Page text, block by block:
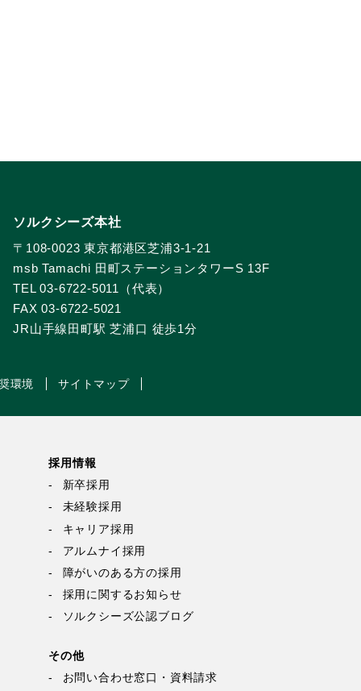
ソルクシーズ本社
〒108-0023 東京都港区芝浦3-1-21
msb Tamachi 田町ステーションタワーS 13F
TEL 03-6722-5011（代表）
FAX 03-6722-5021
JR山手線田町駅 芝浦口 徒歩1分
環境 サイトマップ
採用情報
新卒採用
未経験採用
キャリア採用
アルムナイ採用
障がいのある方の採用
採用に関するお知らせ
ソルクシーズ公認ブログ
その他
お問い合わせ窓口・資料請求